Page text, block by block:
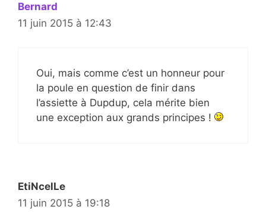
Bernard
11 juin 2015 à 12:43
Oui, mais comme c’est un honneur pour
la poule en question de finir dans
l’assiette à Dupdup, cela mérite bien
une exception aux grands principes !
EtiNcelLe
11 juin 2015 à 19:18